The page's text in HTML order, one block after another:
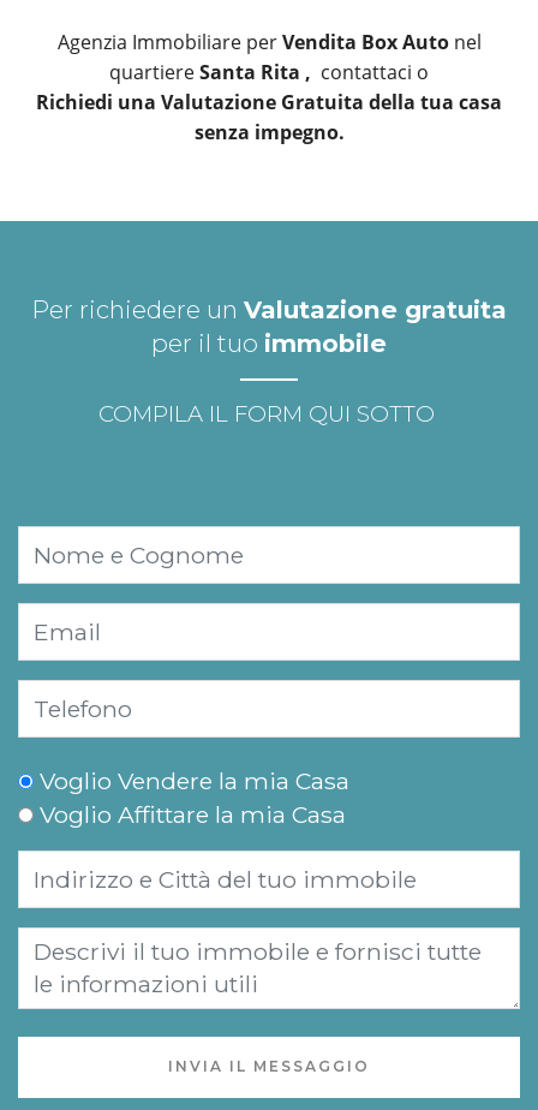
Agenzia Immobiliare perVendita Box Auto nel
quartiereSanta Rita , contattaci o
Richiedi una Valutazione Gratuita della tua casa
senza impegno.
Per richiedere un Valutazione gratuita
per il tuo immobile
COMPILA IL FORM QUI SOTTO
Voglio Vendere la mia Casa
Voglio Affittare la mia Casa
INVIA IL MESSAGGIO